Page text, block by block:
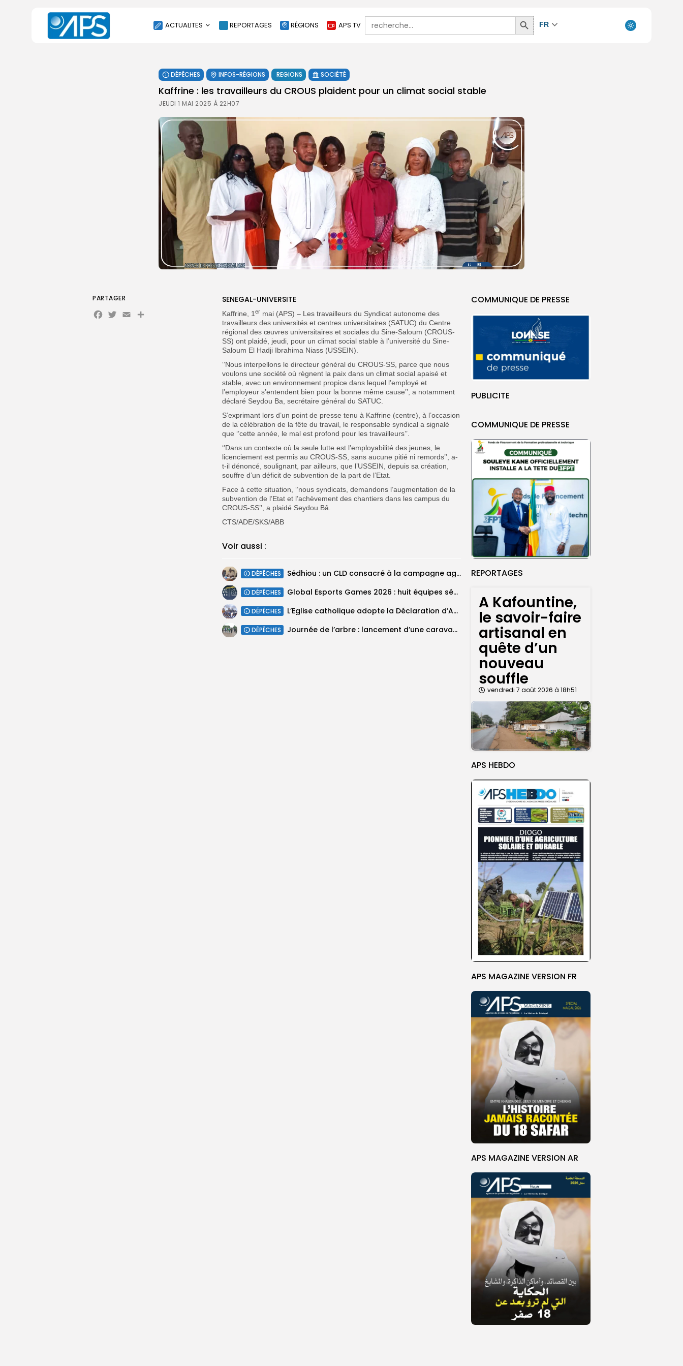
ACTUALITES
SOCIÉTÉ
ÉCONOMIE
CULTURE
SPORT
ENVIRONNEMENT
INTERNATIONAL
AGENDA
SANTE
REPORTAGES RÉGIONS APS TV
Search
for:
Search
Button
FR
DÉPÊCHES INFOS-RÉGIONS REGIONS SOCIÉTÉ
Kaffrine : les travailleurs du CROUS plaident pour un climat social stable
JEUDI 1 MAI 2025 À 22H07
COMMUNIQUE DE PRESSE
PUBLICITE
COMMUNIQUE DE PRESSE
REPORTAGES
A Kafountine,
le savoir-faire
artisanal en
quête d’un
nouveau
souffle
vendredi 7 août 2026 à 18h51
APS HEBDO
APS MAGAZINE VERSION FR
APS MAGAZINE VERSION AR
SENEGAL-UNIVERSITE
Kaffrine, 1 er mai (APS) – Les travailleurs du Syndicat autonome des
travailleurs des universités et centres universitaires (SATUC) du Centre
régional des œuvres universitaires et sociales du Sine-Saloum (CROUS-
SS) ont plaidé, jeudi, pour un climat social stable à l’université du Sine-
Saloum El Hadji Ibrahima Niass (USSEIN).
‘’Nous interpellons le directeur général du CROUS-SS, parce que nous
voulons une société où règnent la paix dans un climat social apaisé et
stable, avec un environnement propice dans lequel l’employé et
l’employeur s’entendent bien pour la bonne même cause’’, a notamment
déclaré Seydou Ba, secrétaire général du SATUC.
S’exprimant lors d’un point de presse tenu à Kaffrine (centre), à l’occasion
de la célébration de la fête du travail, le responsable syndical a signalé
que ‘’cette année, le mal est profond pour les travailleurs’’.
‘’Dans un contexte où la seule lutte est l’employabilité des jeunes, le
licenciement est permis au CROUS-SS, sans aucune pitié ni remords’’, a-
t-il dénoncé, soulignant, par ailleurs, que l’USSEIN, depuis sa création,
souffre d’un déficit de subvention de la part de l’Etat.
Face à cette situation, ‘’nous syndicats, demandons l’augmentation de la
subvention de l’Etat et l’achèvement des chantiers dans les campus du
CROUS-SS’’, a plaidé Seydou Bâ.
CTS/ADE/SKS/ABB
Voir aussi :
DÉPÊCHES Sédhiou : un CLD consacré à la campagne agricole et à la...
DÉPÊCHES ‎Global Esports Games 2026 : huit équipes sénégalaises, dont trois féminines, engagées...
DÉPÊCHES L’Eglise catholique adopte la Déclaration d’Addis-Abeba pour transformer ses écoles et universités
DÉPÊCHES Journée de l’arbre : lancement d’une caravane de distribution de 9 500...
PARTAGER
Facebook
Twitter
EmailPartager